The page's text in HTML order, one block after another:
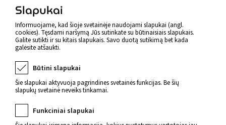
Atgal
Slapukai
Informuojame, kad šioje svetainėje naudojami slapukai (angl.
cookies). Tęsdami naršymą Jūs sutinkate su būtinaisiais slapukais.
Galite sutikti ir su kitais slapukais. Savo duotą sutikimą bet kada
galėsite atšaukti.
Būtini slapukai
Šie slapukai aktyvuoja pagrindines svetainės funkcijas. Be šių
slapukų svetainė neveiks tinkamai.
Funkciniai slapukai